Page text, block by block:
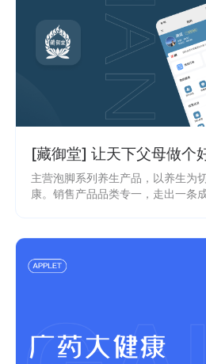
[藏御堂] 让天下父母做个
主营泡脚系列养生产品，以养生为
康。销售产品品类专一，走出一条